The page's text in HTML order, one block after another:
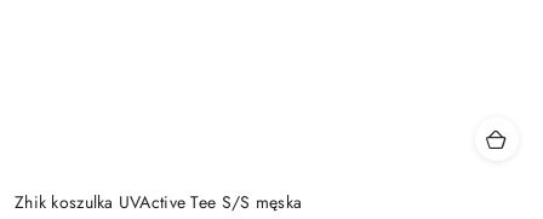
Zhik koszulka UVActive Tee S/S męska